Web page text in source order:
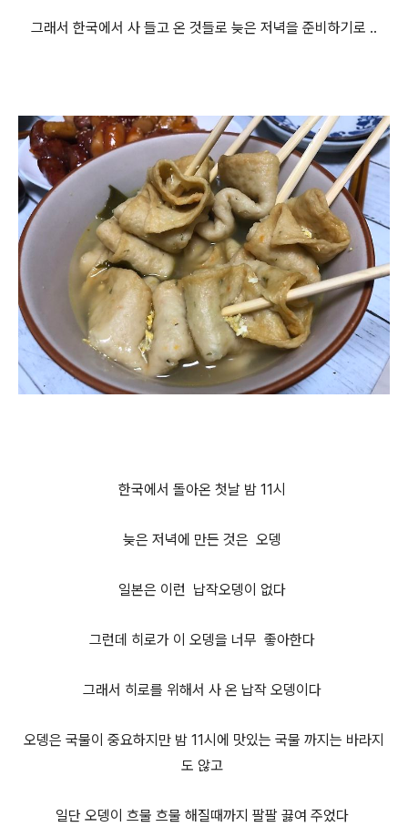
그래서 한국에 서 사 들고 온 것들로 늦은 저녁을 준비하기로 ..
한국에서 돌아온 첫날 밤 11시
늦은 저녁에 만든 것은 오뎅
일본은 이런 납작오뎅이 없다
그런데 히로가 이 오뎅을 너무 좋아한다
그래서 히로를 위해서 사 온 납작 오뎅이다
오뎅은 국물이 중요하지만 밤 11시에 맛있는 국물 까지는 바라지
도 않고
일단 오뎅이 흐물 흐물 해질때까지 팔팔 끓여 주었다